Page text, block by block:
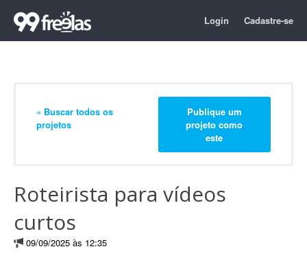
Login Cadastre-se
« Buscar todos os
projetos
Publique um
projeto como
este
Roteirista para vídeos
curtos
09/09/2025 às 12:35